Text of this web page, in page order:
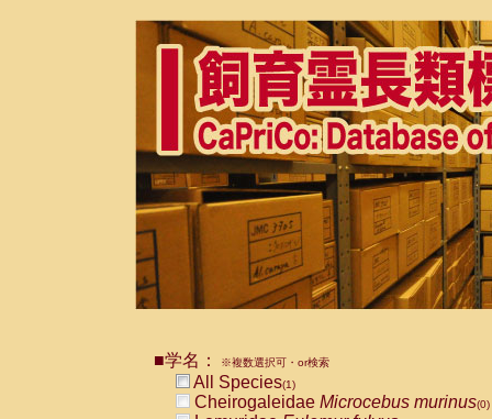
■学名： ※複数選択可・or検索
All Species(1)
Cheirogaleidae Microcebus murinus(0)